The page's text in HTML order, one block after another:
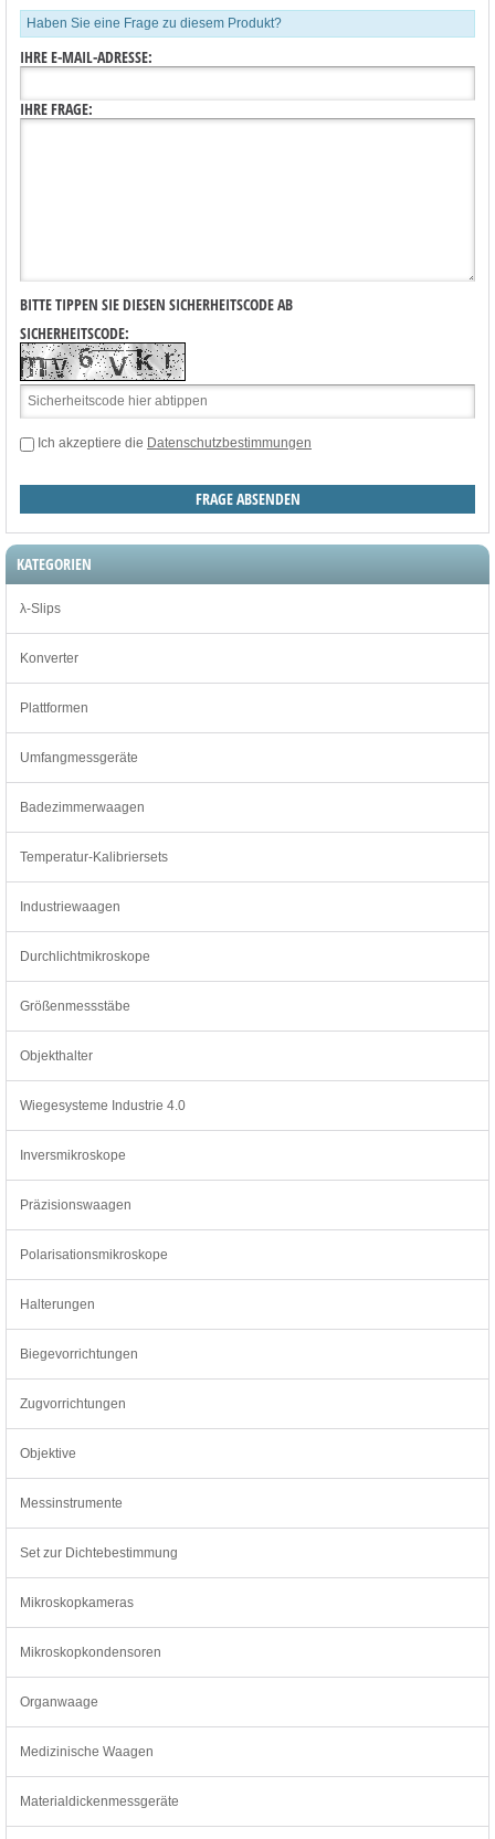
Haben Sie eine Frage zu diesem Produkt?
IHRE E-MAIL-ADRESSE:
IHRE FRAGE:
BITTE TIPPEN SIE DIESEN SICHERHEITSCODE AB
SICHERHEITSCODE:
Ich akzeptiere die Datenschutzbestimmungen
KATEGORIEN
λ-Slips
Konverter
Plattformen
Umfangmessgeräte
Badezimmerwaagen
Temperatur-Kalibriersets
Industriewaagen
Durchlichtmikroskope
Größenmessstäbe
Objekthalter
Wiegesysteme Industrie 4.0
Inversmikroskope
Präzisionswaagen
Polarisationsmikroskope
Halterungen
Biegevorrichtungen
Zugvorrichtungen
Objektive
Messinstrumente
Set zur Dichtebestimmung
Mikroskopkameras
Mikroskopkondensoren
Organwaage
Medizinische Waagen
Materialdickenmessgeräte